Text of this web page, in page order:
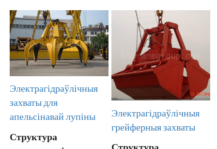
Электрагідраўлічныя
захваты для
апельсінавай лупіны
Структура
Электрагідраўлічныя
грейферныя захваты